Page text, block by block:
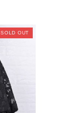
SOLD OUT